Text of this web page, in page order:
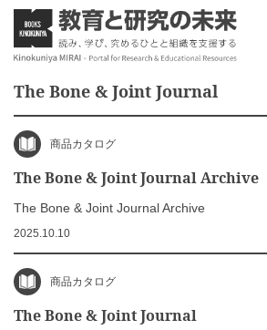
The Bone & Joint Journal
商品カタログ
The Bone & Joint Journal Archive
The Bone & Joint Journal Archive
2025.10.10
商品カタログ
The Bone & Joint Journal